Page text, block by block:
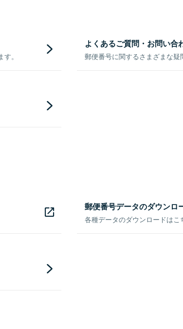
。
よくあるご質問・お問い合
郵便番号に関するさまざまな疑
郵便番号データのダウンロ
各種データのダウンロードはこ